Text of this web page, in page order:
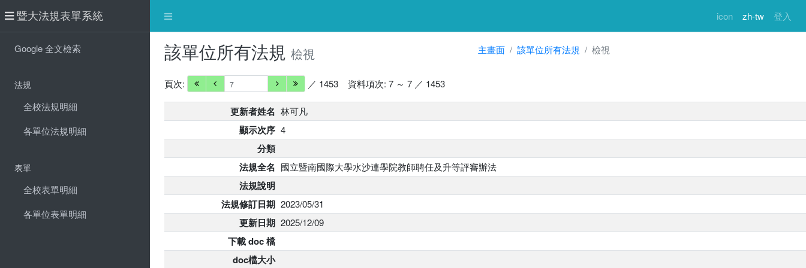
icon zh-tw 登入
暨大法規表單系統
Google 全文檢索
法規
全校法規明細
各單位法規明細
表單
全校表單明細
各單位表單明細
該單位所有法規 檢視 主畫面 該單位所有法規 檢視
頁次: ／ 1453 資料項次: 7 ～ 7 ／ 1453
更新者姓名 林可凡
顯示次序 4
分類
法規全名 國立暨南國際大學水沙連學院教師聘任及升等評審辦法
法規說明
法規修訂日期 2023/05/31
更新日期 2025/12/09
下載 doc 檔
doc檔大小